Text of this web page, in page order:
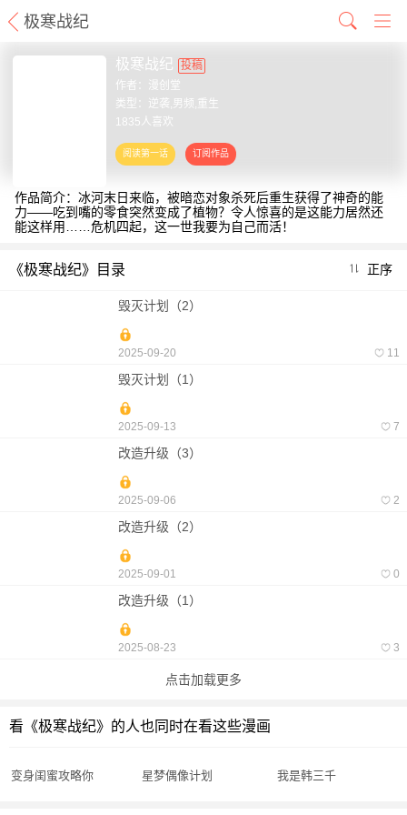
极寒战纪
极寒战纪
投稿
作者： 漫创堂
类型：逆袭,男频,重生
1835人喜欢
作品简介：冰河末日来临，被暗恋对象杀死后重生获得了神奇的能
力——吃到嘴的零食突然变成了植物？令人惊喜的是这能力居然还
能这样用……危机四起，这一世我要为自己而活！
《极寒战纪》目录 正序
毁灭计划（2）
2025-09-20 11
毁灭计划（1）
2025-09-13 7
改造升级（3）
2025-09-06 2
改造升级（2）
2025-09-01 0
改造升级（1）
2025-08-23 3
点击加载更多
看《极寒战纪》的人也同时在看这些漫画
变身闺蜜攻略你 星梦偶像计划 我是韩三千